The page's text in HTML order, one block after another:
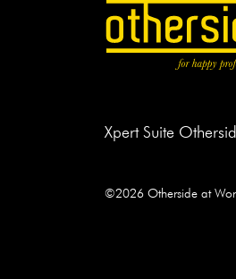
Xpert Suite
©2026 Otherside at